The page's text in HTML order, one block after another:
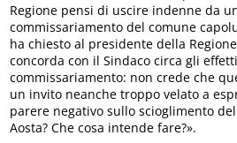
Regione pensi di uscire indenne da
commissariamento del comune
ha chiesto al presidente della
concorda con il Sindaco circa gli
commissariamento: non crede che
un invito neanche troppo velato a
parere negativo sullo scioglimento
Aosta? Che cosa intende fare?».